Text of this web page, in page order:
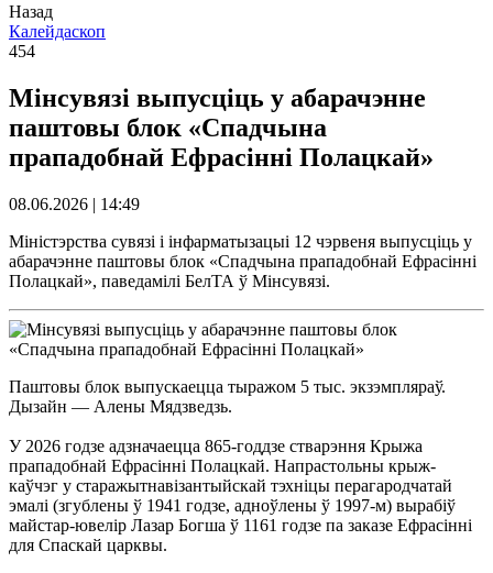
Назад
Калейдаскоп
454
Мінсувязі выпусціць у абарачэнне
паштовы блок «Спадчына
прападобнай Ефрасінні Полацкай»
08.06.2026 | 14:49
Міністэрства сувязі і інфарматызацыі 12 чэрвеня выпусціць у
абарачэнне паштовы блок «Спадчына прападобнай Ефрасінні
Полацкай», паведамілі БелТА ў Мінсувязі.
Паштовы блок выпускаецца тыражом 5 тыс. экзэмпляраў.
Дызайн — Алены Мядзведзь.
У 2026 годзе адзначаецца 865-годдзе стварэння Крыжа
прападобнай Ефрасінні Полацкай. Напрастольны крыж-
каўчэг у старажытнавізантыйскай тэхніцы перагародчатай
эмалі (згублены ў 1941 годзе, адноўлены ў 1997-м) вырабіў
майстар-ювелір Лазар Богша ў 1161 годзе па заказе Ефрасінні
для Спаскай царквы.